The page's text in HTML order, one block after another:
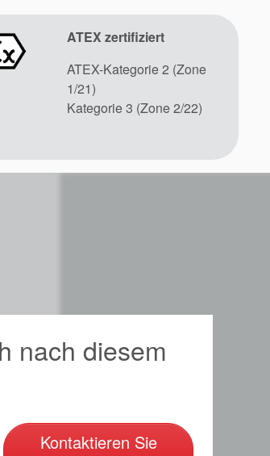
ATEX zertifiziert
ATEX-Kategorie 2 (Zone
1/21)
Kategorie 3 (Zone 2/22)
nach diesem
Kontaktieren Sie